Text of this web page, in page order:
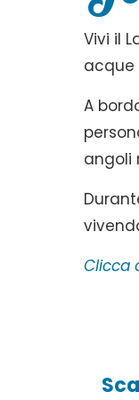
Vivi il
acque
A
angoli
Clicca